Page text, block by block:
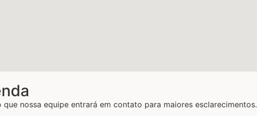
nossa equipe entrará em contato para maiores esclarecimentos.